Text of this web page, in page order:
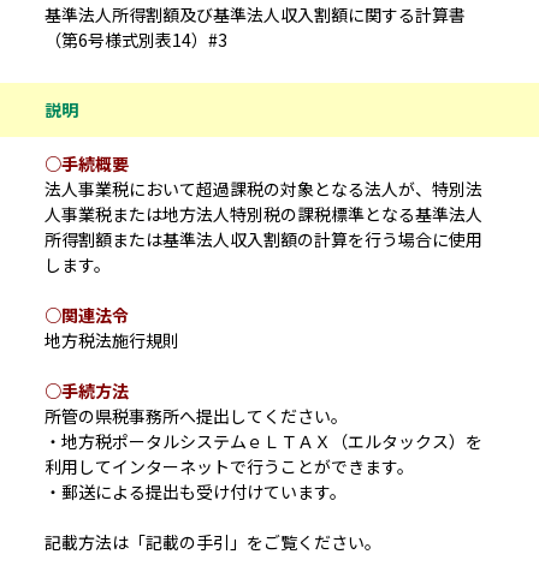
基準法人所得割額及び基準法人収入割額に関する計算書
（第6号様式別表14）#3
説明
○手続概要
法人事業税において超過課税の対象となる法人が、特別法
人事業税または地方法人特別税の課税標準となる基準法人
所得割額または基準法人収入割額の計算を行う場合に使用
します。
○関連法令
地方税法施行規則
○手続方法
所管の県税事務所へ提出してください。
・地方税ポータルシステムｅＬＴＡＸ（エルタックス）を
利用してインターネットで行うことができます。
・郵送による提出も受け付けています。
記載方法は「記載の手引」をご覧ください。